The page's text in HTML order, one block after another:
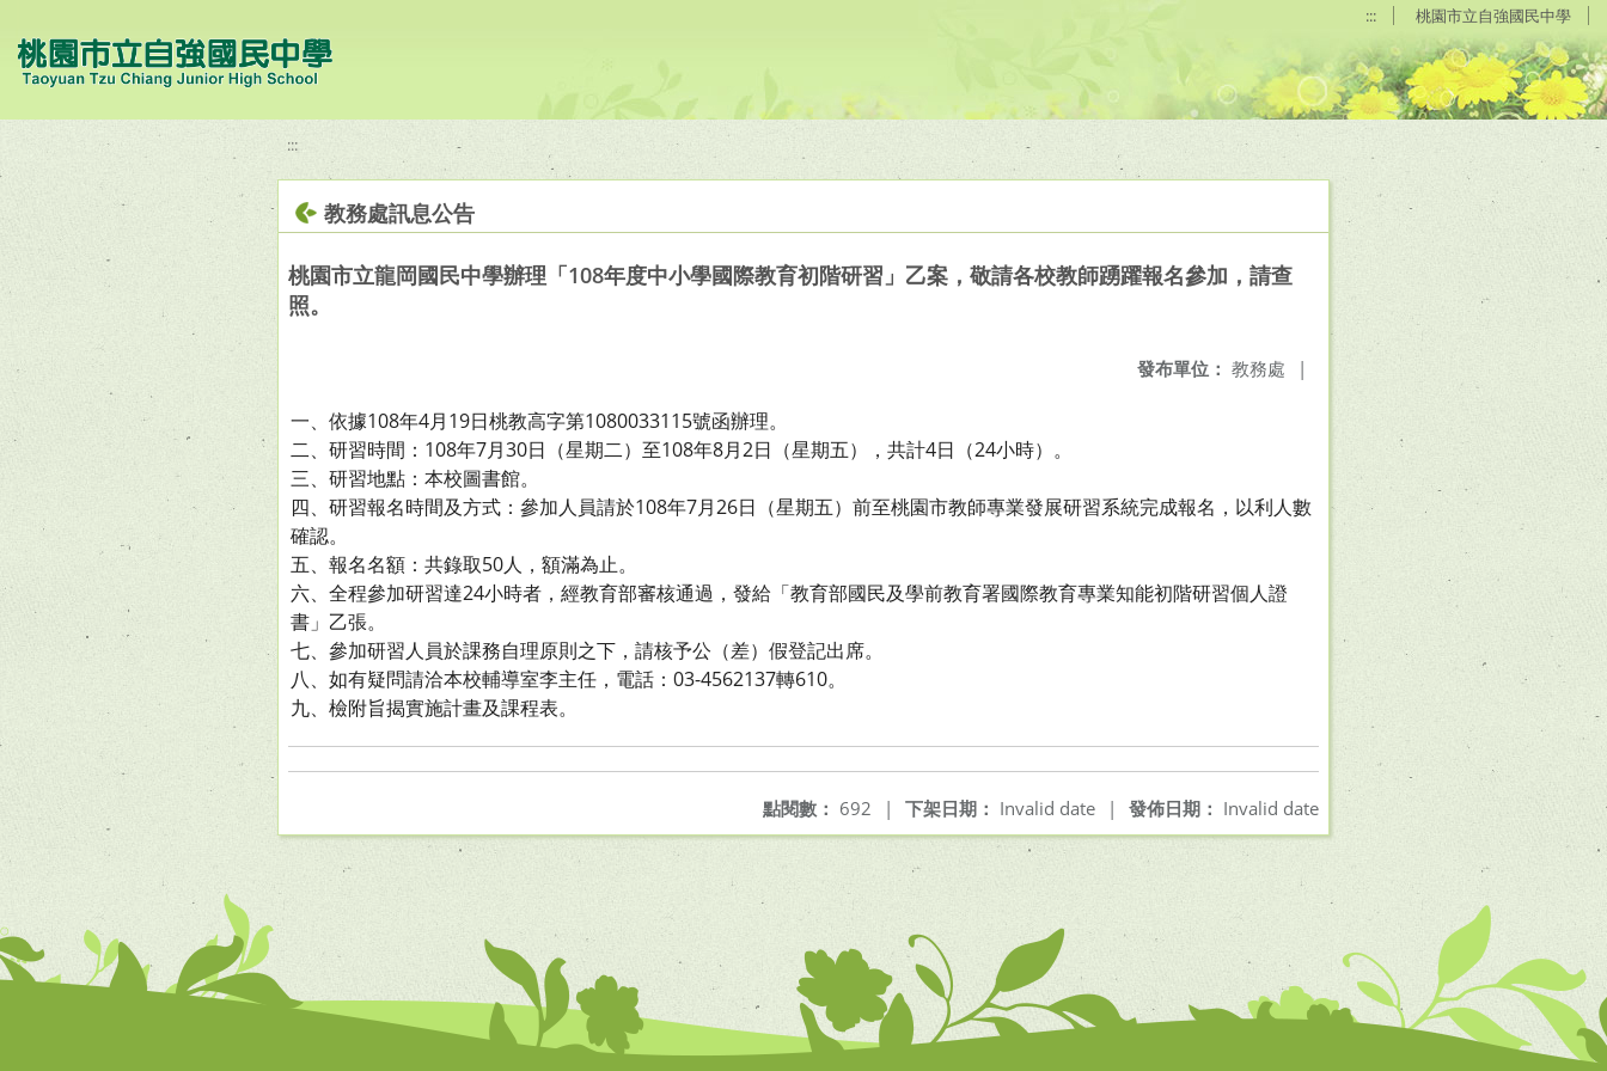
::: 桃園市立自強國民中學
:::
教務處訊息公告
桃園市立龍岡國民中學辦理「108年度中小學國際教育初階研習」乙案，敬請各校教師踴躍報名參加，請查
照。
發布單位： 教務處 |
一、依據108年4月19日桃教高字第1080033115號函辦理。
二、研習時間：108年7月30日（星期二）至108年8月2日（星期五），共計4日（24小時）。
三、研習地點：本校圖書館。
四、研習報名時間及方式：參加人員請於108年7月26日（星期五）前至桃園市教師專業發展研習系統完成報名，以利人數
確認。
五、報名名額：共錄取50人，額滿為止。
六、全程參加研習達24小時者，經教育部審核通過，發給「教育部國民及學前教育署國際教育專業知能初階研習個人證
書」乙張。
七、參加研習人員於課務自理原則之下，請核予公（差）假登記出席。
八、如有疑問請洽本校輔導室李主任，電話：03-4562137轉610。
九、檢附旨揭實施計畫及課程表。
發佈日期： Invalid date
下架日期： Invalid date |
點閱數： 692 |